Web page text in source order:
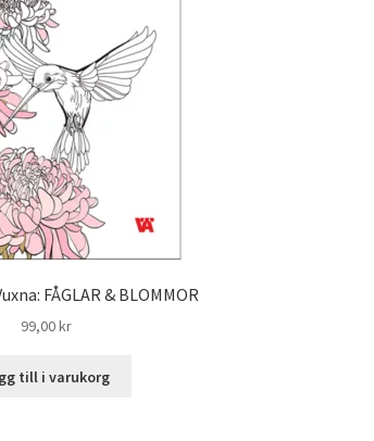
FÅGLAR & BLOMMOR
99,00kr
till i varukorg